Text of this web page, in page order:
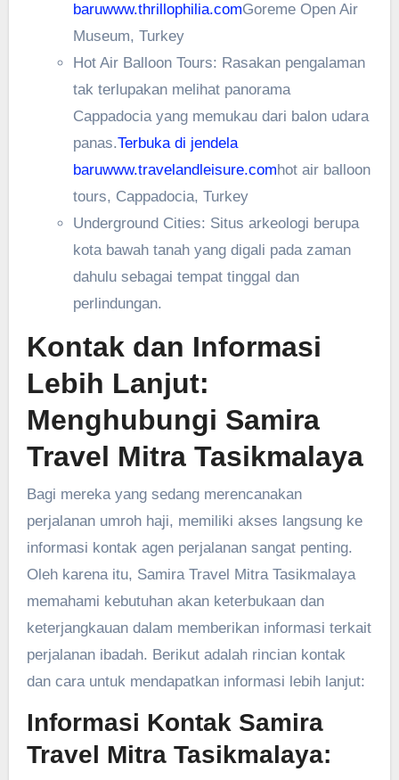
baruwww.thrillophilia.comGoreme Open Air
Museum, Turkey
Hot Air Balloon Tours: Rasakan pengalaman
tak terlupakan melihat panorama
Cappadocia yang memukau dari balon udara
panas.Terbuka di jendela
baruwww.travelandleisure.comhot air balloon
tours, Cappadocia, Turkey
Underground Cities: Situs arkeologi berupa
kota bawah tanah yang digali pada zaman
dahulu sebagai tempat tinggal dan
perlindungan.
Kontak dan Informasi
Lebih Lanjut:
Menghubungi Samira
Travel Mitra Tasikmalaya
Bagi mereka yang sedang merencanakan
perjalanan umroh haji, memiliki akses langsung ke
informasi kontak agen perjalanan sangat penting.
Oleh karena itu, Samira Travel Mitra Tasikmalaya
memahami kebutuhan akan keterbukaan dan
keterjangkauan dalam memberikan informasi terkait
perjalanan ibadah. Berikut adalah rincian kontak
dan cara untuk mendapatkan informasi lebih lanjut:
Informasi Kontak Samira
Travel Mitra Tasikmalaya: